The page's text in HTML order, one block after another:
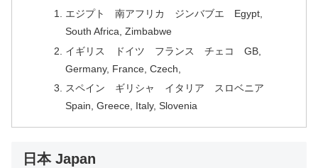
エジプト 南アフリカ ジンバブエ Egypt,
South Africa, Zimbabwe
イギリス ドイツ フランス チェコ GB,
Germany, France, Czech,
スペイン ギリシャ イタリア スロベニア
Spain, Greece, Italy, Slovenia
日本 Japan